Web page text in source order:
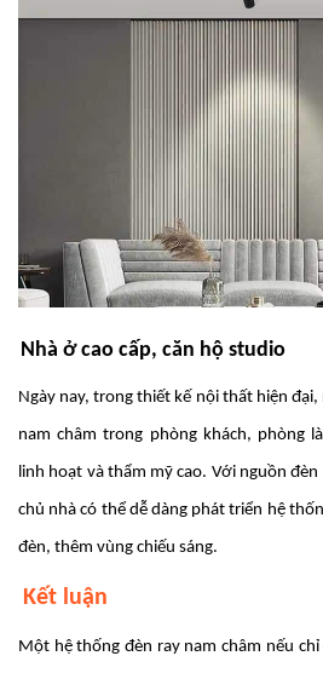
Nhà ở cao cấp, căn hộ studio
Ngày nay, trong thiết kế nội thất hiện
nam châm trong phòng khách, phòng
linh hoạt và thẩm mỹ cao. Với nguồn
chủ nhà có thể dễ dàng phát triển hệ
đèn, thêm vùng chiếu sáng.
Kết luận
Một hệ thống đèn ray nam châm nếu